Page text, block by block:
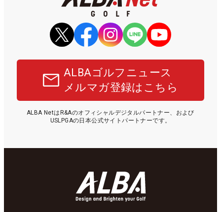
ALBAゴルフニュース
メルマガ登録はこちら
ALBA NetはR&Aのオフィシャルデジタルパートナー、および
USLPGAの日本公式サイトパートナーです。